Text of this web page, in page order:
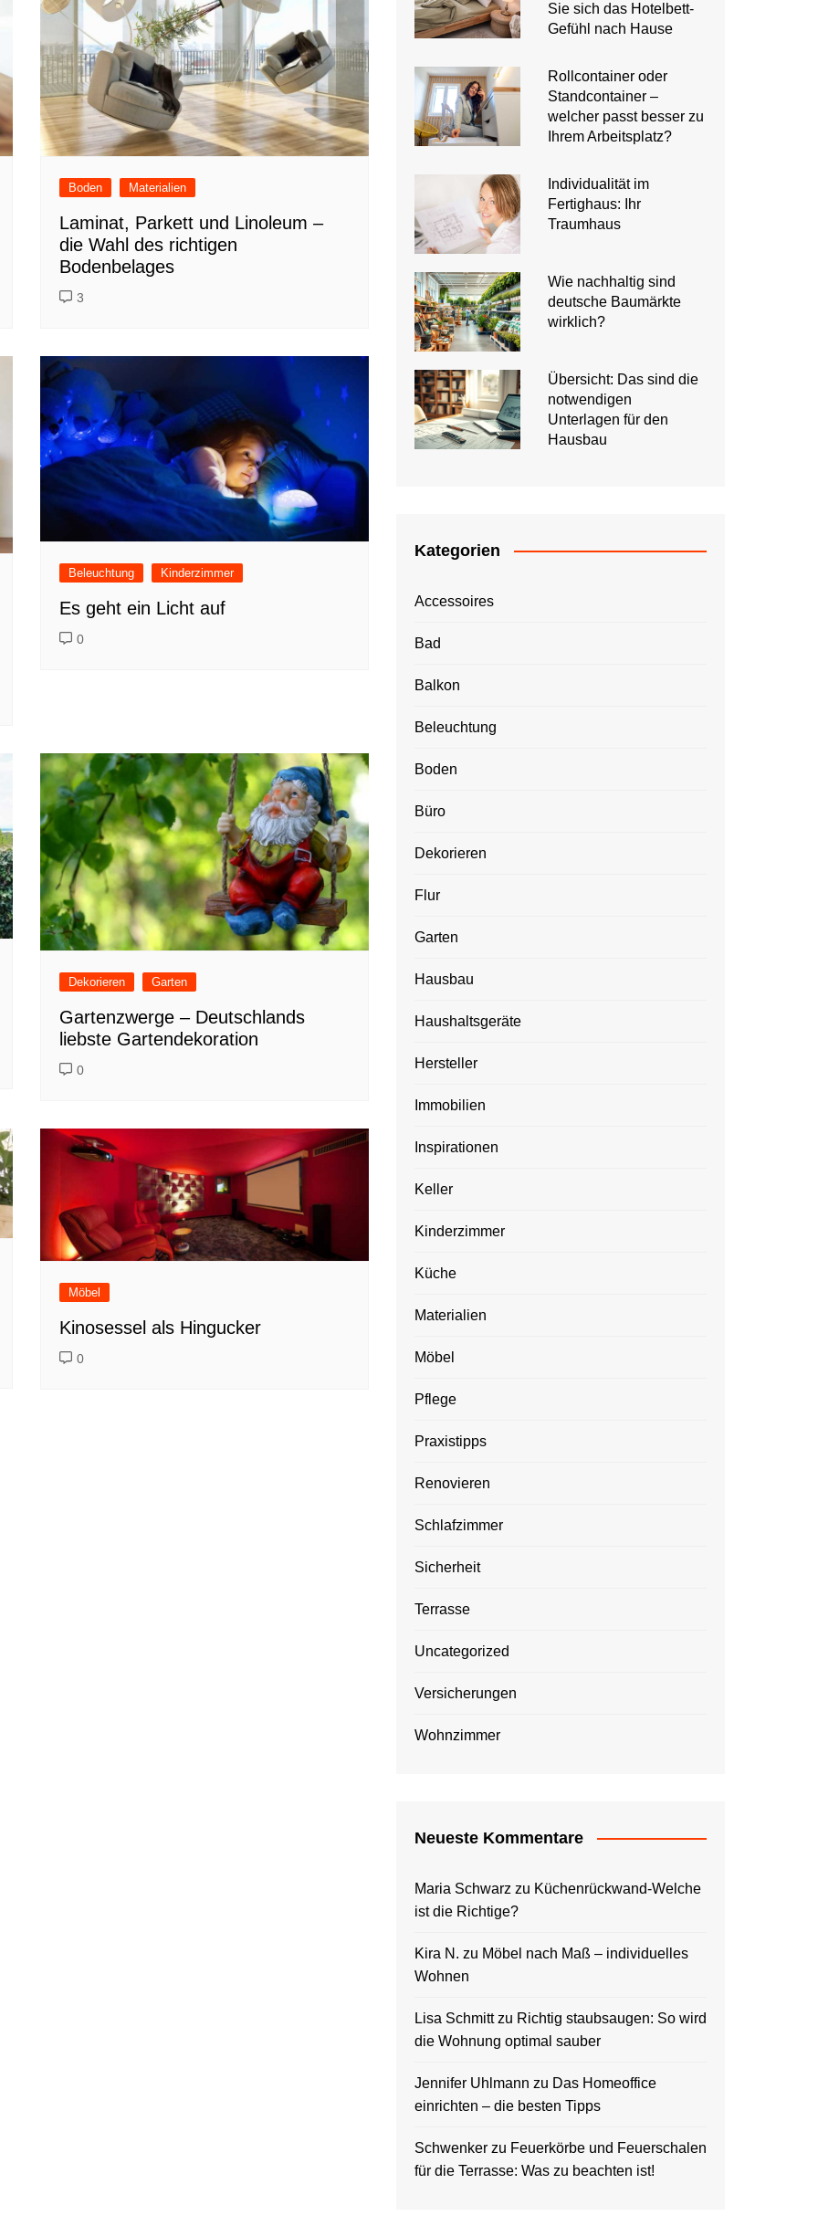
Boden Materialien
Laminat, Parkett und Linoleum –
die Wahl des richtigen
Bodenbelages
3
Beleuchtung Kinderzimmer
Es geht ein Licht auf
0
Dekorieren Garten
Gartenzwerge – Deutschlands
liebste Gartendekoration
0
Möbel
Kinosessel als Hingucker
0
Sie sich das Hotelbett-
Gefühl nach Hause
Rollcontainer oder
Standcontainer –
welcher passt besser zu
Ihrem Arbeitsplatz?
Individualität im
Fertighaus: Ihr
Traumhaus
Wie nachhaltig sind
deutsche Baumärkte
wirklich?
Übersicht: Das sind die
notwendigen
Unterlagen für den
Hausbau
Kategorien
Accessoires
Bad
Balkon
Beleuchtung
Boden
Büro
Dekorieren
Flur
Garten
Hausbau
Haushaltsgeräte
Hersteller
Immobilien
Inspirationen
Keller
Kinderzimmer
Küche
Materialien
Möbel
Pflege
Praxistipps
Renovieren
Schlafzimmer
Sicherheit
Terrasse
Uncategorized
Versicherungen
Wohnzimmer
Neueste Kommentare
Maria Schwarz zu Küchenrückwand-Welche
ist die Richtige?
Kira N. zu Möbel nach Maß – individuelles
Wohnen
Lisa Schmittzu Richtig staubsaugen: So wird
die Wohnung optimal sauber
Jennifer Uhlmann zu Das Homeoffice
einrichten – die besten Tipps
Schwenker zu Feuerkörbe und Feuerschalen
für die Terrasse: Was zu beachten ist!